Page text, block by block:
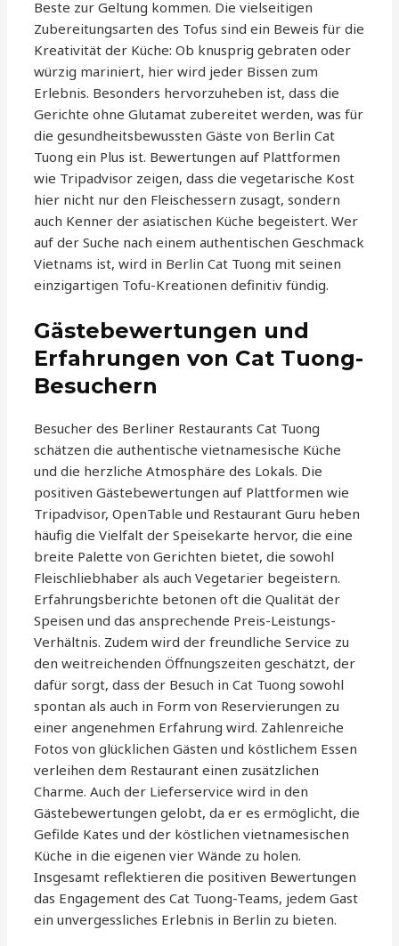
Beste zur Geltung kommen. Die vielseitigen
Zubereitungsarten des Tofus sind ein Beweis für die
Kreativität der Küche: Ob knusprig gebraten oder
würzig mariniert, hier wird jeder Bissen zum
Erlebnis. Besonders hervorzuheben ist, dass die
Gerichte ohne Glutamat zubereitet werden, was für
die gesundheitsbewussten Gäste von Berlin Cat
Tuong ein Plus ist. Bewertungen auf Plattformen
wie Tripadvisor zeigen, dass die vegetarische Kost
hier nicht nur den Fleischessern zusagt, sondern
auch Kenner der asiatischen Küche begeistert. Wer
auf der Suche nach einem authentischen Geschmack
Vietnams ist, wird in Berlin Cat Tuong mit seinen
einzigartigen Tofu-Kreationen definitiv fündig.
Gästebewertungen und
Erfahrungen von Cat Tuong-
Besuchern
Besucher des Berliner Restaurants Cat Tuong
schätzen die authentische vietnamesische Küche
und die herzliche Atmosphäre des Lokals. Die
positiven Gästebewertungen auf Plattformen wie
Tripadvisor, OpenTable und Restaurant Guru heben
häufig die Vielfalt der Speisekarte hervor, die eine
breite Palette von Gerichten bietet, die sowohl
Fleischliebhaber als auch Vegetarier begeistern.
Erfahrungsberichte betonen oft die Qualität der
Speisen und das ansprechende Preis-Leistungs-
Verhältnis. Zudem wird der freundliche Service zu
den weitreichenden Öffnungszeiten geschätzt, der
dafür sorgt, dass der Besuch in Cat Tuong sowohl
spontan als auch in Form von Reservierungen zu
einer angenehmen Erfahrung wird. Zahlenreiche
Fotos von glücklichen Gästen und köstlichem Essen
verleihen dem Restaurant einen zusätzlichen
Charme. Auch der Lieferservice wird in den
Gästebewertungen gelobt, da er es ermöglicht, die
Gefilde Kates und der köstlichen vietnamesischen
Küche in die eigenen vier Wände zu holen.
Insgesamt reflektieren die positiven Bewertungen
das Engagement des Cat Tuong-Teams, jedem Gast
ein unvergessliches Erlebnis in Berlin zu bieten.